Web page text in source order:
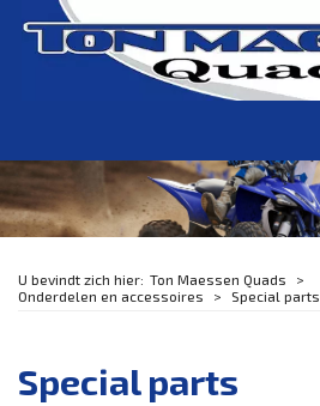
Ton Maessen Quads
Onderdelen en accessoires
Special parts
Special parts